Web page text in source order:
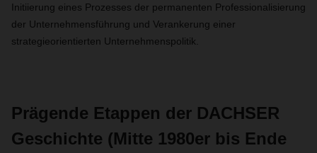
Initiierung eines Prozesses der permanenten Professionalisierung
der Unternehmensführung und Verankerung einer
strategieorientierten Unternehmenspolitik.
Prägende Etappen der DACHSER
Geschichte (Mitte 1980er bis Ende